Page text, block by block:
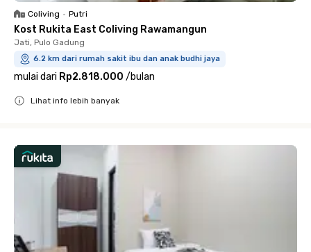
Coliving • Putri
Kost Rukita East Coliving Rawamangun
Jati, Pulo Gadung
6.2 km dari rumah sakit ibu dan anak budhi jaya
mulai dari Rp2.818.000 /bulan
Lihat info lebih banyak